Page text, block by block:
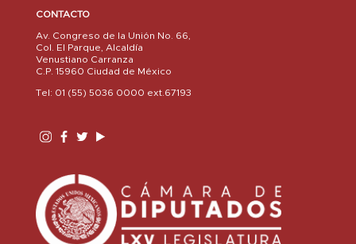
CONTACTO
Av. Congreso de la Unión No. 66,
Col. El Parque, Alcaldía
Venustiano Carranza
C.P. 15960 Ciudad de México
Tel: 01 (55) 5036 0000 ext.67193